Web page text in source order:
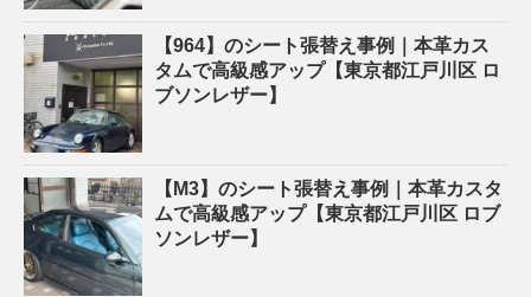
【964】のシート張替え事例｜本革カス
タムで高級感アップ【東京都江戸川区 ロ
ブソンレザー】
【M3】のシート張替え事例｜本革カスタ
ムで高級感アップ【東京都江戸川区 ロブ
ソンレザー】